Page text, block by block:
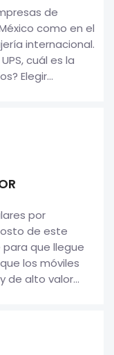
de
como en el
internacional.
cuál es la
Elegir...
por
de este
que llegue
los móviles
de alto valor...